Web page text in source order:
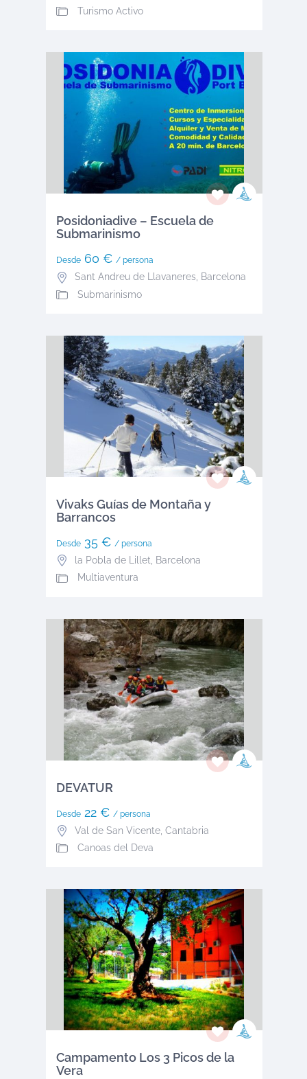
Turismo Activo
Posidoniadive – Escuela de
Submarinismo
Desde60 € / persona
Sant Andreu de Llavaneres, Barcelona
Submarinismo
Vivaks Guías de Montaña y
Barrancos
Desde35 € / persona
la Pobla de Lillet
Barcelona
Multiaventura
DEVATUR
Desde22 € / persona
Val de San Vicente, Cantabria
Canoas del Deva
Campamento Los 3 Picos de la
Vera